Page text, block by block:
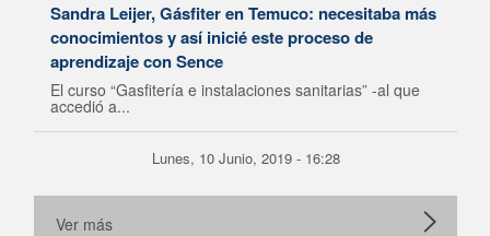
Sandra Leijer, Gásfiter en Temuco: necesitaba más
conocimientos y así inicié este proceso de
aprendizaje con Sence
El curso “Gasfitería e instalaciones sanitarias” -al que
accedió a...
Lunes, 10 Junio, 2019 - 16:28
Ver más